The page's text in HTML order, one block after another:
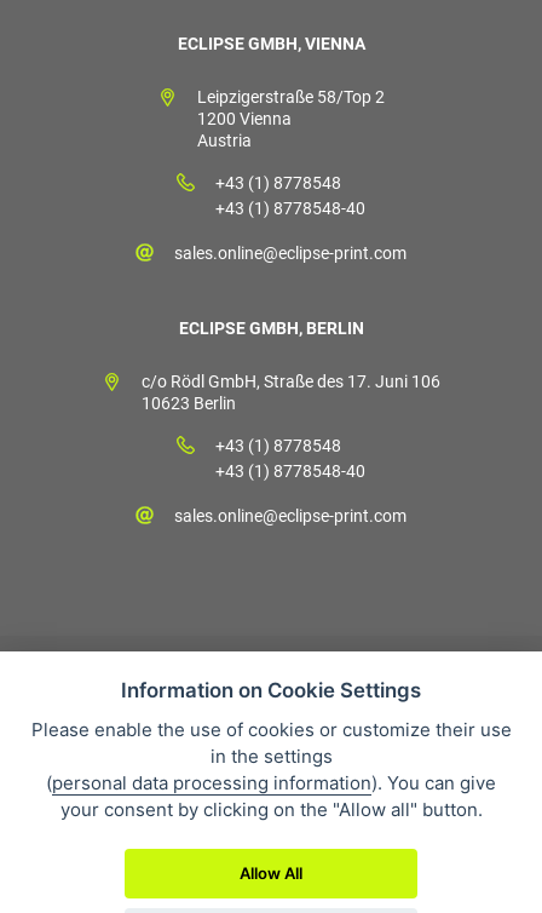
ECLIPSE GMBH, VIENNA
Leipzigerstraße 58/Top 2
1200 Vienna
Austria
+43 (1) 8778548
+43 (1) 8778548-40
sales.online@eclipse-print.com
ECLIPSE GMBH, BERLIN
c/o Rödl GmbH, Straße des 17. Juni 106
10623 Berlin
+43 (1) 8778548
+43 (1) 8778548-40
sales.online@eclipse-print.com
Verkaufsbedingungen
Datenschutz
Über uns
Whistleblowing
Information on Cookie Settings
Please enable the use of cookies or customize their use
in the settings
(personal data processing information). You can give
your consent by clicking on the "Allow all" button.
Allow All